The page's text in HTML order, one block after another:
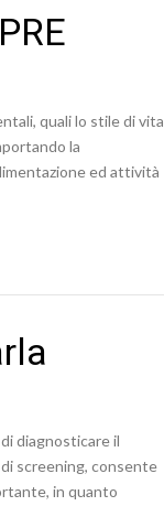
quali lo stile di vita
la
ed attività
diagnosticare il
screening, consente
in quanto